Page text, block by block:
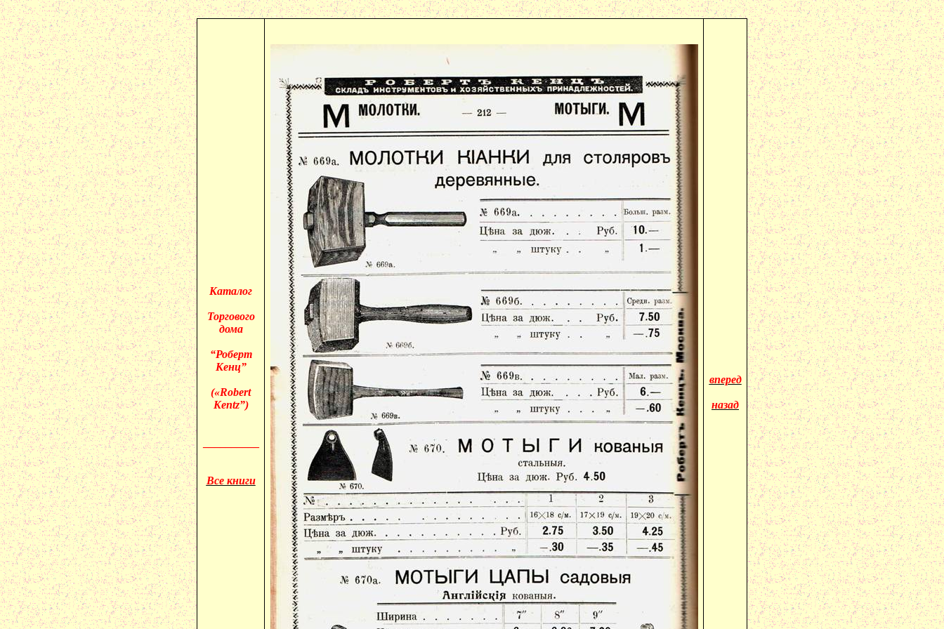
Каталог
Торгового
дома
“Роберт
Кенц”
(«Robert
Kentz”)
Все книги
вперед
назад